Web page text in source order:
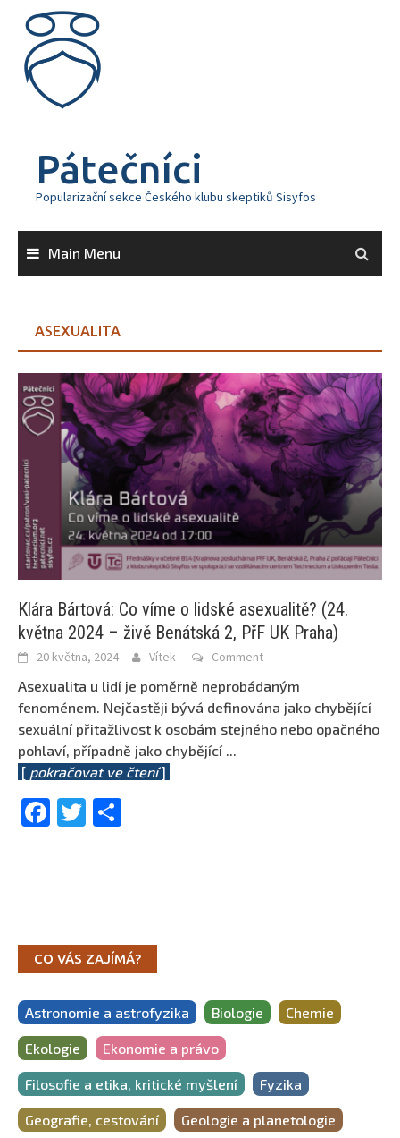
content
Pátečníci
Popularizační sekce Českého klubu skeptiků Sisyfos
Main Menu
ASEXUALITA
Klára Bártová: Co víme o lidské asexualitě? (24.
května 2024 – živě Benátská 2, PřF UK Praha)
20 května, 2024 Vítek Comment
Asexualita u lidí je poměrně neprobádaným
fenoménem. Nejčastěji bývá definována jako chybějící
sexuální přitažlivost k osobám stejného nebo opačného
pohlaví, případně jako chybějící ...
[ pokračovat ve čtení]
Facebook
Twitter
CO VÁS ZAJÍMÁ?
Astronomie a astrofyzika Biologie Chemie
Ekologie Ekonomie a právo
Filosofie a etika, kritické myšlení Fyzika
Geografie, cestování Geologie a planetologie